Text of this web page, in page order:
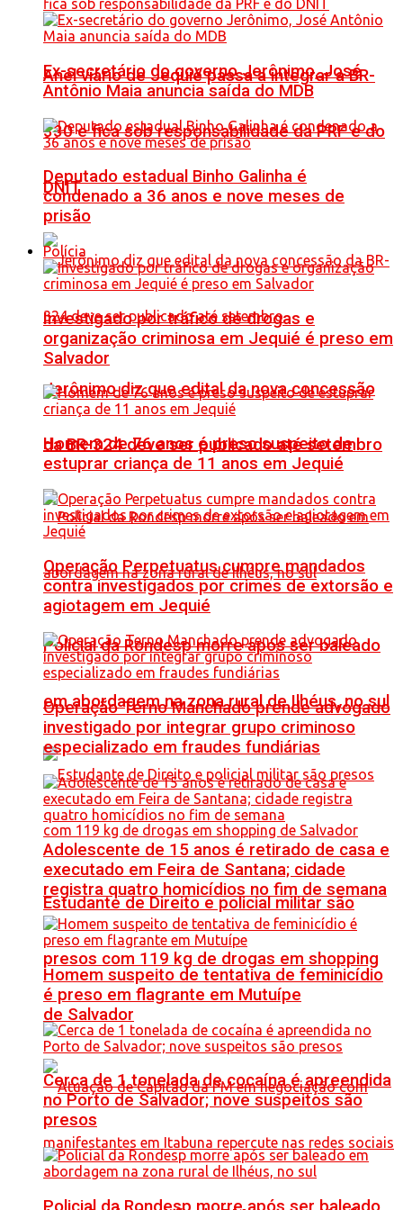
Anel viário de Jequié passa a integrar a BR-
330 e fica sob responsabilidade da PRF e do
DNIT
Jerônimo diz que edital da nova concessão
da BR-324 deve ser publicado até setembro
Policial da Rondesp morre após ser baleado
em abordagem na zona rural de Ilhéus, no sul
Estudante de Direito e policial militar são
presos com 119 kg de drogas em shopping
de Salvador
Ex-secretário do governo Jerônimo, José
Antônio Maia anuncia saída do MDB
Deputado estadual Binho Galinha é
condenado a 36 anos e nove meses de
prisão
Polícia
Investigado por tráfico de drogas e
organização criminosa em Jequié é preso em
Salvador
Homem de 76 anos é preso suspeito de
estuprar criança de 11 anos em Jequié
Operação Perpetuatus cumpre mandados
contra investigados por crimes de extorsão e
agiotagem em Jequié
Operação Terno Manchado prende advogado
investigado por integrar grupo criminoso
especializado em fraudes fundiárias
Adolescente de 15 anos é retirado de casa e
executado em Feira de Santana; cidade
registra quatro homicídios no fim de semana
Homem suspeito de tentativa de feminicídio
é preso em flagrante em Mutuípe
Cerca de 1 tonelada de cocaína é apreendida
no Porto de Salvador; nove suspeitos são
presos